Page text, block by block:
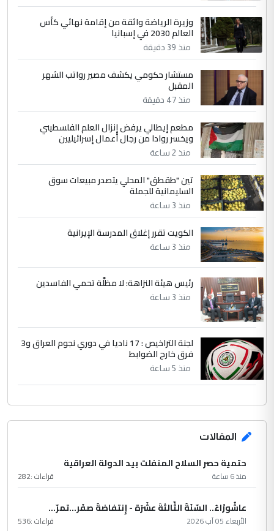
سردار
التعليق : واحد من عصابة علي ماما يسقط
جنسية الرافد الثالث للعراق ومن اصول عريقة
ابا فرات ...
الموضوع :
الجواهري يرد على صدام حسين سل
مضجعيك يابن الزنا (نص كامل)
5 حيدر عاشور
التعليق : تحياتي لك استاذ حامدتركان. كلام
دقيق ومسؤول؛ فالاستثمار الحقيقي للإنسان
وثروات البلد يعتمد على الكفاءة ...
الموضوع :
بين الإهمال واغتصاب الأرض.. بلاد
الرافدين تعاني الجفاف والتصحر!!
وزيرة الرياضة واثقة من إقامة نهائي كأس
العالم 2030 في إسبانيا
منذ 39 دقيقة
مستشار حكومي يكشف مصير رواتب الشهر
المقبل
منذ 47 دقيقة
مطعم إيطالي يرفض إنزال العلم الفلسطيني
ويخسر روادا من رجال أعمال إسرائيليين
منذ 2 ساعة
تين "طقطق" المحلي يتصدر مبيعات سوق
السليمانية للجملة
منذ 3 ساعة
الكويت تقرر إغلاق المدرسة الإيرانية
منذ 3 ساعة
رئيس هيئة النزاهة: لا مظلَّة تحمي الفاسدين
منذ 3 ساعة
لجنة التراخيص : 17 ناديا في دوري نجوم العراق و3
فرق خارج الضوابط
منذ 5 ساعة
المقالات
حتمية حصر السلاح المنفلت بيد الدولة العراقية
منذ 6 ساعة قراءات :282
عاشُورْاءُ.. السّنَةُ الثّالثةَ عشَرَة - إِنتفاضةُ صفَر…تمرّ...
الأربعاء 05 آب 2026 قراءات :536